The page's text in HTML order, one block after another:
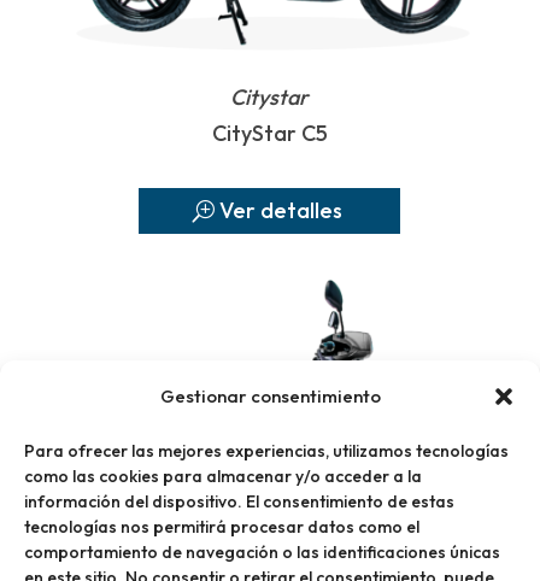
Gestionar consentimiento
Para ofrecer las mejores experiencias, utilizamos tecnologías
como las cookies para almacenar y/o acceder a la
información del dispositivo. El consentimiento de estas
tecnologías nos permitirá procesar datos como el
comportamiento de navegación o las identificaciones únicas
Citystar
CityStar C5
Ver detalles